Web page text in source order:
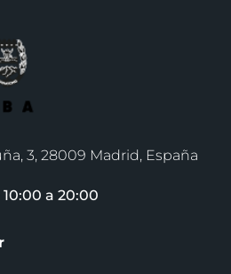
3, 28009 Madrid, España
a 20:00